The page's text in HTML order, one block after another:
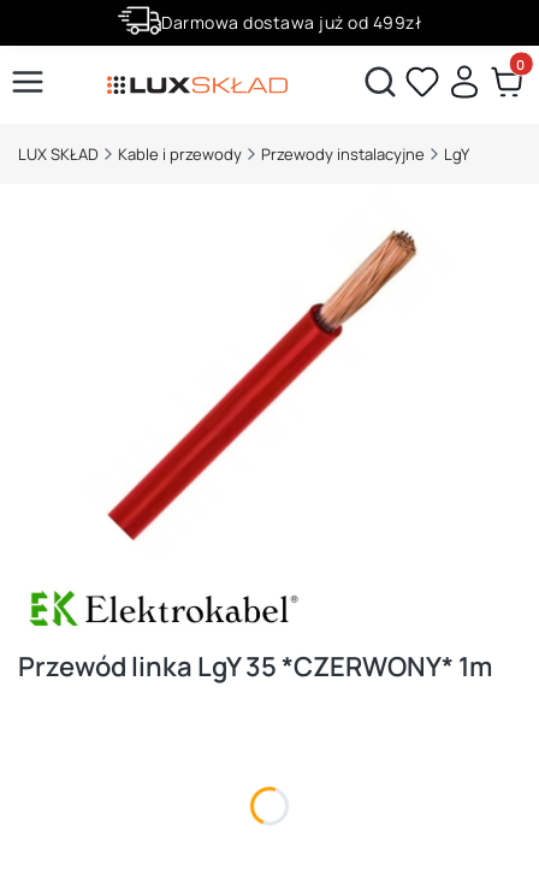
Darmowa dostawa już od 499zł
Zaloguj się i zbieraj punkty za zakupy!Otwórz wyszukiwarkę
LUX SKŁAD Kable i przewody Przewody instalacyjne LgY
Przewód linka LgY 35 *CZERWONY* 1m
Poszczególne warianty mogą różnić się ceną